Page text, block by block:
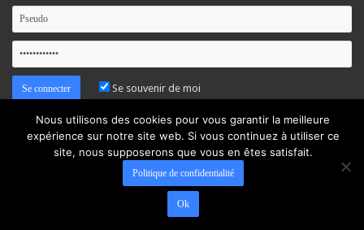
Se souvenir de moi
Mot de passe oublié ?
Nous utilisons des cookies pour vous garantir la meilleure
expérience sur notre site web. Si vous continuez à utiliser ce
site, nous supposerons que vous en êtes satisfait.
Politique de confidentialité
Ok